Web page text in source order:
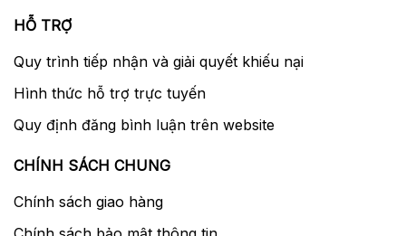
HỖ TRỢ
Quy trình tiếp nhận và giải quyết khiếu nại
Hình thức hỗ trợ trực tuyến
Quy định đăng bình luận trên website
CHÍNH SÁCH CHUNG
Chính sách giao hàng